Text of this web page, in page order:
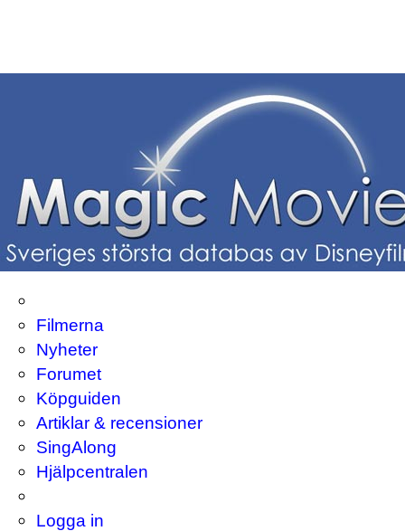
Filmerna
Nyheter
Forumet
Köpguiden
Artiklar & recensioner
SingAlong
Hjälpcentralen
Logga in